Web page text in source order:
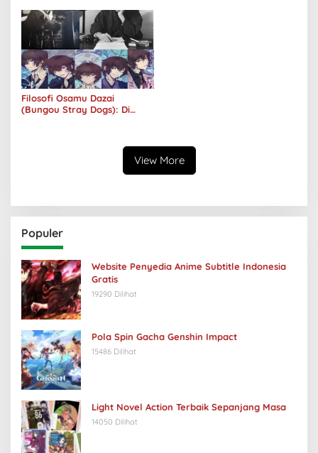
Filosofi Osamu Dazai
(Bungou Stray Dogs): Di
View More
Populer
Website Penyedia Anime Subtitle Indonesia
Gratis
19290 Dilihat
Pola Spin Gacha Genshin Impact
15486 Dilihat
Light Novel Action Terbaik Sepanjang Masa
14050 Dilihat